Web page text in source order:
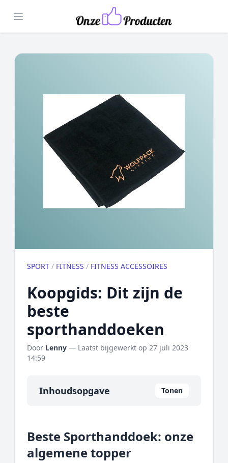
Open menu
SPORT / FITNESS / FITNESS ACCESSOIRES
Koopgids: Dit zijn de
beste
sporthanddoeken
Door Lenny — Laatst bijgewerkt op 27 juli 2023
14:59
Inhoudsopgave Tonen
Onze algemene topper
Prijs topper
Beste Sporthanddoek: onze
algemene topper